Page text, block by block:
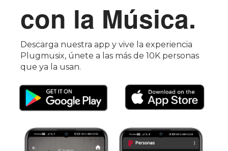
con la Música.
Descarga nuestra app y vive la experiencia
Plugmusix, únete a las más de 10K personas
que ya la usan.